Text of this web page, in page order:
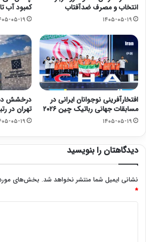
انتخاب و مصرف ضدآفتاب
۱۴۰۵-۰۵-۱۹
کمبود آب
۱۴۰۵-۰۵-
افتخارآفرینی نوجوانان ایرانی در
مسابقات جهانی رباتیک چین ۲۰۲۶
۱۴۰۵-۰۵-۱۹
درخشش
تهران در
۱۴۰۵-۰۵-
دیدگاهتان را بنویسید
نشانی ایمیل شما منتشر نخواهد شد. بخش‌های
*